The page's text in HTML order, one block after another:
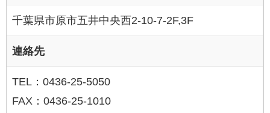
千葉県市原市五井中央西2-10-7-2F,3F
連絡先
TEL：0436-25-5050
FAX：0436-25-1010